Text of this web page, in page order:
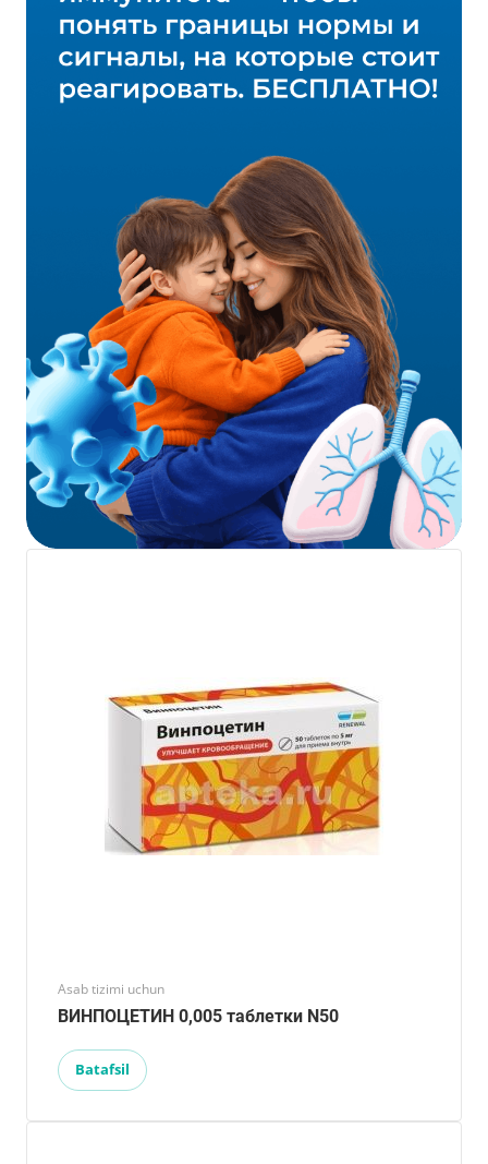
Asab tizimi uchun
ВИНПОЦЕТИН 0,005 таблетки N50
Batafsil